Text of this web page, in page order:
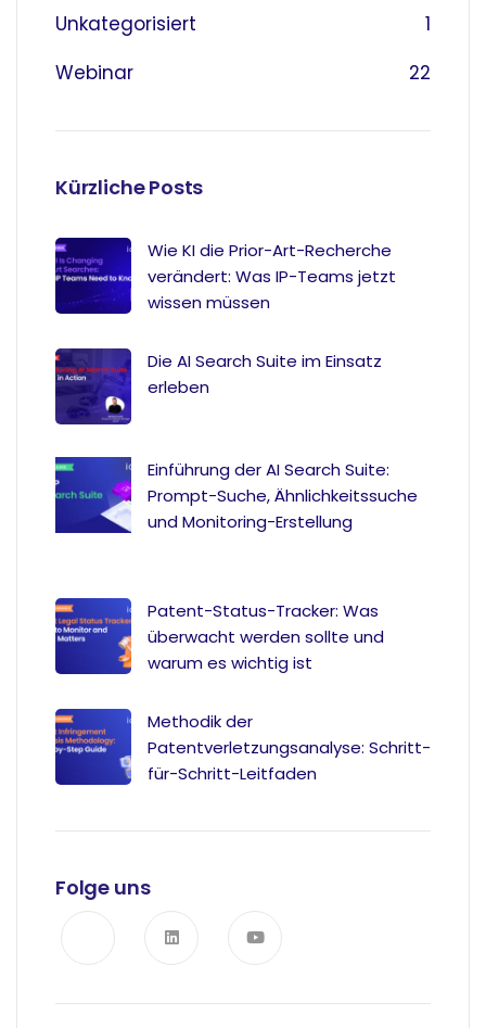
Unkategorisiert
1
Webinar
22
Kürzliche Posts
Wie KI die Prior-Art-Recherche
verändert: Was IP-Teams jetzt
wissen müssen
Die AI Search Suite im Einsatz
erleben
Einführung der AI Search Suite:
Prompt-Suche, Ähnlichkeitssuche
und Monitoring-Erstellung
Patent-Status-Tracker: Was
überwacht werden sollte und
warum es wichtig ist
Methodik der
Patentverletzungsanalyse: Schritt-
für-Schritt-Leitfaden
Folge uns